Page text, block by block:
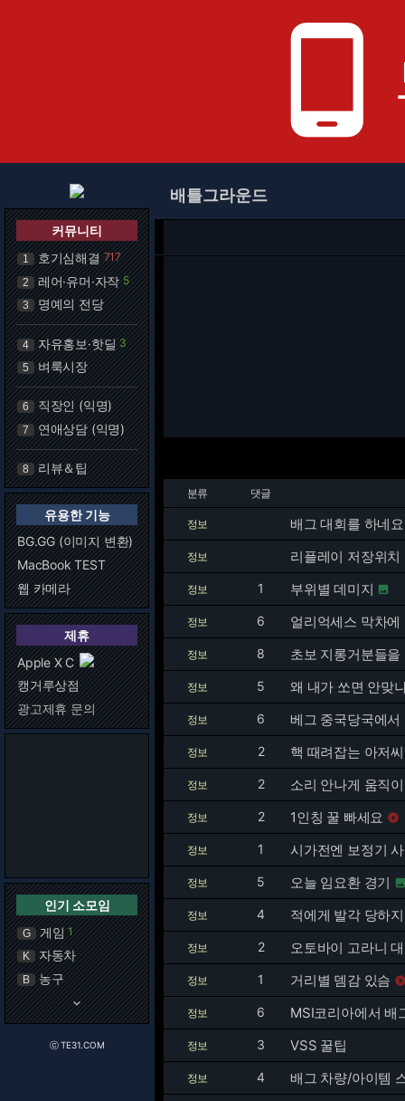
phone_android
커뮤니티
1 호기심해결 717
2 레어·유머·자작 5
3 명예의 전당
4 자유홍보·핫딜 3
5 벼룩시장
6 직장인 (익명)
7 연애상담 (익명)
8 리뷰＆팁
유용한 기능
BG.GG (이미지 변환)
MacBook TEST
웹 카메라
제휴
Apple X C
캥거루상점
광고제휴 문의
인기 소모임
G 게임 1
K 자동차
B 농구
keyboard_arrow_down
ⓒ TE31.COM
배틀그라운드
분류 댓글
정보 배그 대회를 하네요
정보 리플레이 저장위치
정보 1 부위별 데미지 
정보 6 얼리억세스 막차
정보 8 초보 지롱거분들
정보 5 왜 내가 쏘면 안맞
정보 6 베그 중국당국에
정보 2 핵 때려잡는 아저
정보 2 소리 안나게 움직
정보 2 1인칭 꿀 빠세요 
정보 1 시가전엔 보정기
정보 5 오늘 임요환 경기
정보 4 적에게 발각 당하
정보 2 오토바이 고라니
정보 1 거리별 뎀감 있슴
정보 6 MSI코리아에서 배
정보 3 VSS 꿀팁
정보 4 배그 차량/아이템